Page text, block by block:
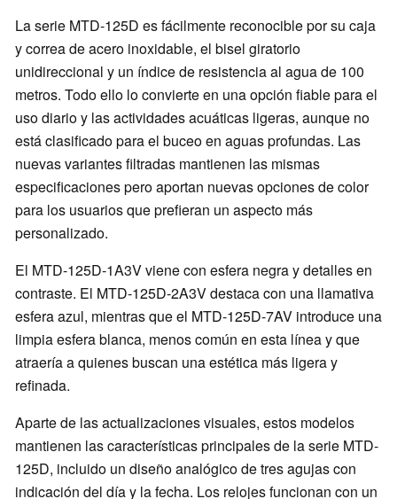
La serie MTD-125D es fácilmente reconocible por su caja
y correa de acero inoxidable, el bisel giratorio
unidireccional y un índice de resistencia al agua de 100
metros. Todo ello lo convierte en una opción fiable para el
uso diario y las actividades acuáticas ligeras, aunque no
está clasificado para el buceo en aguas profundas. Las
nuevas variantes filtradas mantienen las mismas
especificaciones pero aportan nuevas opciones de color
para los usuarios que prefieran un aspecto más
personalizado.
El MTD-125D-1A3V viene con esfera negra y detalles en
contraste. El MTD-125D-2A3V destaca con una llamativa
esfera azul, mientras que el MTD-125D-7AV introduce una
limpia esfera blanca, menos común en esta línea y que
atraería a quienes buscan una estética más ligera y
refinada.
Aparte de las actualizaciones visuales, estos modelos
mantienen las características principales de la serie MTD-
125D, incluido un diseño analógico de tres agujas con
indicación del día y la fecha. Los relojes funcionan con un